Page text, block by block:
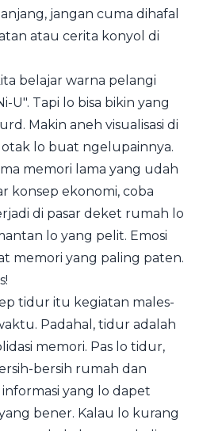
jangan cuma dihafal
atau cerita konyol di
belajar warna pelangi
U". Tapi lo bisa bikin yang
Makin aneh visualisasi di
otak lo buat ngelupainnya.
memori lama yang udah
konsep ekonomi, coba
di pasar deket rumah lo
lo yang pelit. Emosi
memori yang paling paten.
tidur itu kegiatan males-
Padahal, tidur adalah
memori. Pas lo tidur,
bersih rumah dan
yang lo dapet
bener. Kalau lo kurang